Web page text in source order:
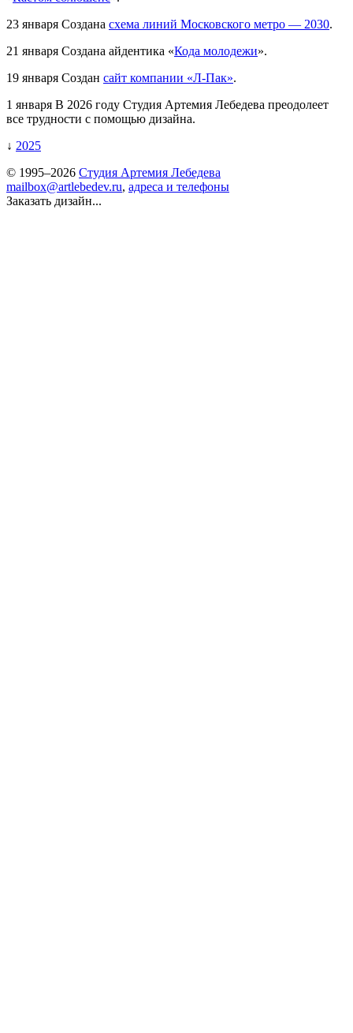
23 января Создана схема линий Московского метро — 2030.
21 января Создана айдентика «Кода молодежи».
19 января Создан сайт компании «Л-Пак».
1 января В 2026 году Студия Артемия Лебедева преодолеет
все трудности с помощью дизайна.
↓ 2025
© 1995–2026 Студия Артемия Лебедева
mailbox@artlebedev.ru, адреса и телефоны
Заказать дизайн...